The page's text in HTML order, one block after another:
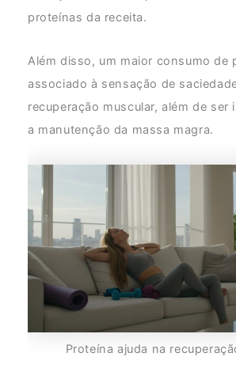
proteínas da receita.
Além disso, um maior consumo de
associado à sensação de
recuperação muscular, além de ser
a manutenção da massa magra.
Proteína ajuda na